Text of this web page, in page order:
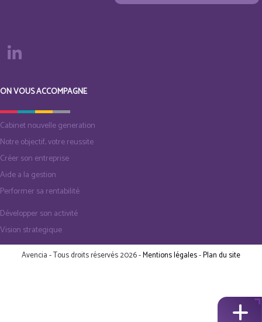
ON VOUS ACCOMPAGNE
Cabinet nouvelle generation
Notre objectif, votre reussite
Créer son entreprise
Aide a la gestion
Performer sa rentabilité
Développer son activité
Vision strategique
Avencia - Tous droits réservés 2026 -Mentions légales-Plan du site